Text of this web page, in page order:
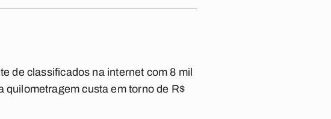
de classificados na internet com 8 mil
quilometragem custa em torno de R$